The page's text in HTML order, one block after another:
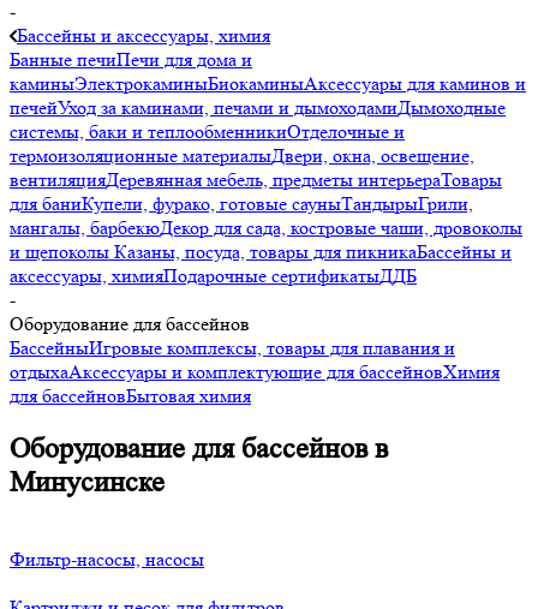
-
Бассейны и аксессуары, химия
Банные печиПечи для дома и
каминыЭлектрокаминыБиокаминыАксессуары для каминов и
печейУход за каминами, печами и дымоходамиДымоходные
системы, баки и теплообменникиОтделочные и
термоизоляционные материалыДвери, окна, освещение,
вентиляцияДеревянная мебель, предметы интерьераТовары
для баниКупели, фурако, готовые сауныТандырыГрили,
мангалы, барбекюДекор для сада, костровые чаши, дровоколы
и щепоколы Казаны, посуда, товары для пикникаБассейны и
аксессуары, химияПодарочные сертификатыДДБ
-
Оборудование для бассейнов
БассейныИгровые комплексы, товары для плавания и
отдыхаАксессуары и комплектующие для бассейновХимия
для бассейновБытовая химия
Оборудование для бассейнов в
Минусинске
Фильтр-насосы, насосы